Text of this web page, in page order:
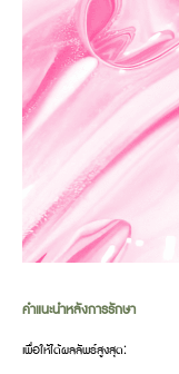
คำแนะนำหลังการรักษา
เพื่อให้ได้ผลลัพธ์สูงสุด: